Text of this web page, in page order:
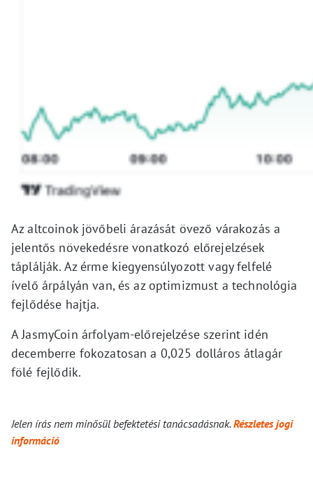
Az altcoinok jövőbeli árazását övező várakozás a
jelentős növekedésre vonatkozó előrejelzések
táplálják. Az érme kiegyensúlyozott vagy felfelé
ívelő árpályán van, és az optimizmust a technológia
fejlődése hajtja.
A JasmyCoin árfolyam-előrejelzése szerint idén
decemberre fokozatosan a 0,025 dolláros átlagár
fölé fejlődik.
Jelen írás nem minősül befektetési tanácsadásnak.Részletes jogi
információ